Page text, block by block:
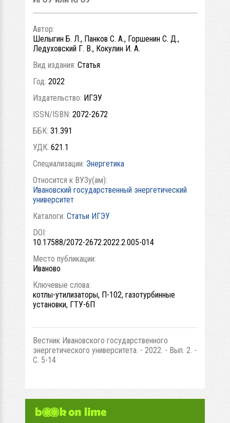
Автор:
Шелыгин Б. Л., Панков С. А., Горшенин С. Д.,
Ледуховский Г. В., Кокулин И. А.
Вид издания: Статья
Год: 2022
Издательство: ИГЭУ
ISSN/ISBN: 2072-2672
ББК: 31.391
УДК: 621.1
Специализации: Энергетика
Относится к ВУЗу(ам):
Ивановский государственный энергетический
университет
Каталоги: Статьи ИГЭУ
DOI:
10.17588/2072-2672.2022.2.005-014
Место публикации:
Иваново
Ключевые слова:
котлы-утилизаторы, П-102, газотурбинные
установки, ГТУ-6П
Вестник Ивановского государственного
энергетического университета. - 2022. - Вып. 2. -
С. 5-14